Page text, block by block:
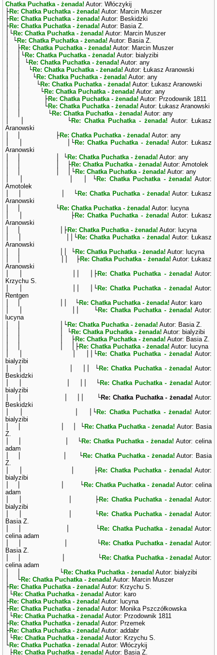
Chatka Puchatka - żenada! Autor: Włóczykij
├Re: Chatka Puchatka - żenada! Autor: Marcin Muszer
├Re: Chatka Puchatka - żenada! Autor: Beskidzki
├Re: Chatka Puchatka - żenada! Autor: Basia Z.
│└Re: Chatka Puchatka - żenada! Autor: Marcin Muszer
│ └Re: Chatka Puchatka - żenada! Autor: Basia Z.
│ ├Re: Chatka Puchatka - żenada! Autor: Marcin Muszer
│ │└Re: Chatka Puchatka - żenada! Autor: bialyzibi
│ │ └Re: Chatka Puchatka - żenada! Autor: any
│ │ └Re: Chatka Puchatka - żenada! Autor: Łukasz Aranowski
│ │ └Re: Chatka Puchatka - żenada! Autor: any
│ │ └Re: Chatka Puchatka - żenada! Autor: Łukasz Aranowski
│ │ └Re: Chatka Puchatka - żenada! Autor: any
│ │ ├Re: Chatka Puchatka - żenada! Autor: Przodownik 1811
│ │ └Re: Chatka Puchatka - żenada! Autor: Łukasz Aranowski
│ │ └Re: Chatka Puchatka - żenada! Autor: any
│ │ └Re: Chatka Puchatka - żenada! Autor: Łukasz
Aranowski
│ │ ├Re: Chatka Puchatka - żenada! Autor: any
│ │ │└Re: Chatka Puchatka - żenada! Autor: Łukasz
Aranowski
│ │ │ └Re: Chatka Puchatka - żenada! Autor: any
│ │ │ ├Re: Chatka Puchatka - żenada! Autor: Amotolek
│ │ │ │└Re: Chatka Puchatka - żenada! Autor: any
│ │ │ │ └Re: Chatka Puchatka - żenada! Autor:
Amotolek
│ │ │ └Re: Chatka Puchatka - żenada! Autor: Łukasz
Aranowski
│ │ └Re: Chatka Puchatka - żenada! Autor: lucyna
│ │ ├Re: Chatka Puchatka - żenada! Autor: Łukasz
Aranowski
│ │ │├Re: Chatka Puchatka - żenada! Autor: lucyna
│ │ ││└Re: Chatka Puchatka - żenada! Autor: Łukasz
Aranowski
│ │ ││ └Re: Chatka Puchatka - żenada! Autor: lucyna
│ │ ││ ├Re: Chatka Puchatka - żenada! Autor: Łukasz
Aranowski
│ │ ││ │├Re: Chatka Puchatka - żenada! Autor:
Krzychu S.
│ │ ││ │└Re: Chatka Puchatka - żenada! Autor:
Rentgen
│ │ ││ └Re: Chatka Puchatka - żenada! Autor: karo
│ │ ││ └Re: Chatka Puchatka - żenada! Autor:
lucyna
│ │ │└Re: Chatka Puchatka - żenada! Autor: Basia Z.
│ │ │ └Re: Chatka Puchatka - żenada! Autor: bialyzibi
│ │ │ ├Re: Chatka Puchatka - żenada! Autor: Basia Z.
│ │ │ │├Re: Chatka Puchatka - żenada! Autor: lucyna
│ │ │ ││└Re: Chatka Puchatka - żenada! Autor:
bialyzibi
│ │ │ ││ └Re: Chatka Puchatka - żenada! Autor:
Beskidzki
│ │ │ ││ └Re: Chatka Puchatka - żenada! Autor:
bialyzibi
│ │ │ ││ └Re: Chatka Puchatka - żenada! Autor:
Beskidzki
│ │ │ │└Re: Chatka Puchatka - żenada! Autor:
bialyzibi
│ │ │ │ └Re: Chatka Puchatka - żenada! Autor: Basia
Z.
│ │ │ └Re: Chatka Puchatka - żenada! Autor: celina
adam
│ │ │ └Re: Chatka Puchatka - żenada! Autor: Basia
Z.
│ │ │ ├Re: Chatka Puchatka - żenada! Autor:
bialyzibi
│ │ │ └Re: Chatka Puchatka - żenada! Autor: celina
adam
│ │ │ ├Re: Chatka Puchatka - żenada! Autor:
bialyzibi
│ │ │ └Re: Chatka Puchatka - żenada! Autor:
Basia Z.
│ │ │ └Re: Chatka Puchatka - żenada! Autor:
celina adam
│ │ │ └Re: Chatka Puchatka - żenada! Autor:
Basia Z.
│ │ │ └Re: Chatka Puchatka - żenada! Autor:
celina adam
│ │ └Re: Chatka Puchatka - żenada! Autor: bialyzibi
│ └Re: Chatka Puchatka - żenada! Autor: Marcin Muszer
├Re: Chatka Puchatka - żenada! Autor: Krzychu S.
│└Re: Chatka Puchatka - żenada! Autor: karo
├Re: Chatka Puchatka - żenada! Autor: lucyna
├Re: Chatka Puchatka - żenada! Autor: Monika Pszczółkowska
│└Re: Chatka Puchatka - żenada! Autor: Przodownik 1811
├Re: Chatka Puchatka - żenada! Autor: Przemek
├Re: Chatka Puchatka - żenada! Autor: addabr
│└Re: Chatka Puchatka - żenada! Autor: Krzychu S.
└Re: Chatka Puchatka - żenada! Autor: Włóczykij
├Re: Chatka Puchatka - żenada! Autor: Basia Z.